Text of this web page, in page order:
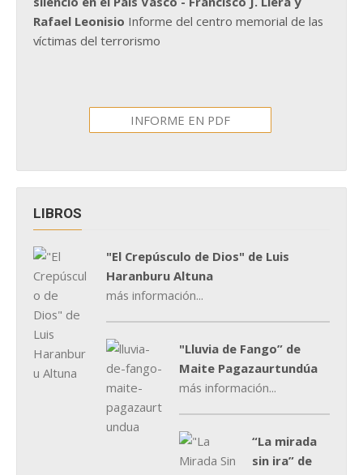
Rafael Leonisio Informe del centro memorial de las
víctimas del terrorismo
INFORME EN PDF
LIBROS
"El Crepúsculo de Dios" de Luis
Haranburu Altuna
más información...
"Lluvia de Fango” de
Maite Pagazaurtundúa
más información...
“La mirada
sin ira” de